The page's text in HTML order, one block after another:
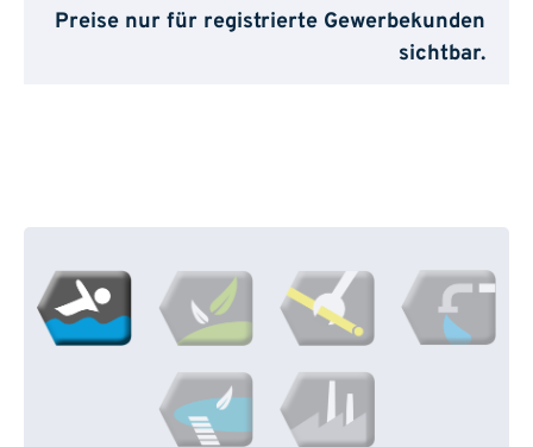
Preise nur für registrierte Gewerbekunden
sichtbar.